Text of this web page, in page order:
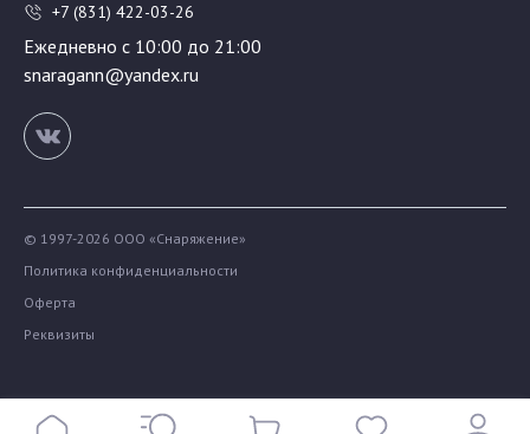
+7 (831) 422-03-26
Ежедневно с 10:00 до 21:00
snaragann@yandex.ru
© 1997-2026 ООО «Снаряжение»
Политика конфиденциальности
Оферта
Реквизиты